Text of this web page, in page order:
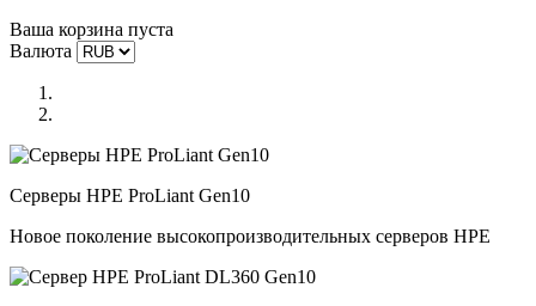
Ваша корзина пуста
Валюта
Серверы HPE ProLiant Gen10
Новое поколение высокопроизводительных серверов HPE